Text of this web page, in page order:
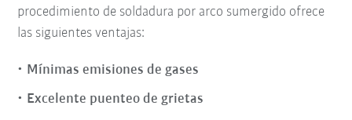
procedimiento de soldadura por arco sumergido ofrece
las siguientes ventajas:
Mínimas emisiones de gases
Excelente puenteo de grietas